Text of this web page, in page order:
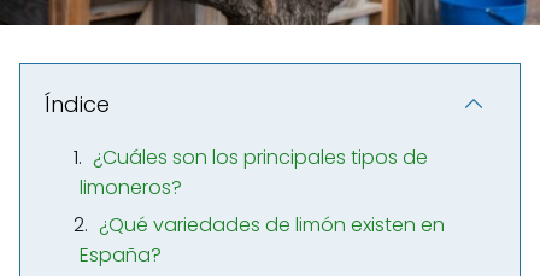
Índice
¿Cuáles son los principales tipos de
limoneros?
¿Qué variedades de limón existen en
España?